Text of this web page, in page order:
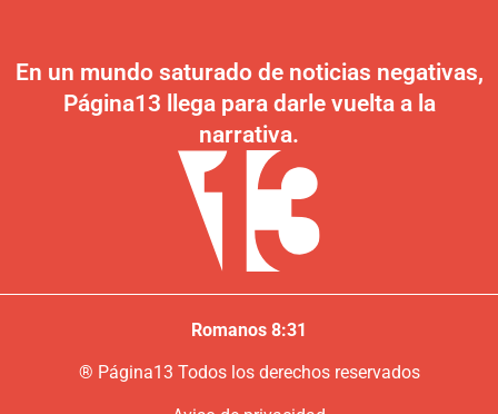
En un mundo saturado de noticias negativas,
Página13 llega para darle vuelta a la
narrativa.
Romanos 8:31
® Página13 Todos los derechos reservados